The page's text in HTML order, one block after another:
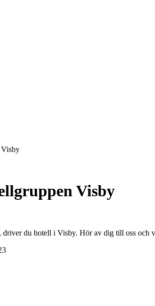
Visby
Visby
du hotell i Visby. Hör av dig till oss och